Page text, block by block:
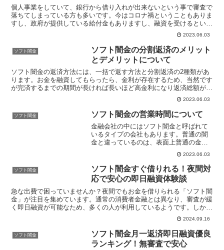
個人事業をしていて、銀行から借り入れが出来ないという事で審査で
落ちてしまっている方も多いです。今はコロナ禍ということもありま
すし、政府が提供している給付金もありますし、融資を受けるという
事での対応をしていることがあってもそれで足りないという...2023.06.03
ソフト闇金
ソフト闇金の分割返済のメリット
とデメリットについて
ソフト闇金の返済方法には、一括で返す方法と分割返済の2種類があ
ります。お金を融資してもらったら、金利が存在するため、当然です
が完済するまでの期間が長ければ長いほど高金利になり返済総額が増
えて行きます。だから当然ですが借りたお金を最短期間で一...2023.06.03
ソフト闇金 ソフト闇金の営業時間について
金融会社の中にはソフト闇金と呼ばれて
いるタイプの会社もあります。普通の闇
金と違っているのは、表面上普通の金融
会社と同じように見えるところです。で
すが、実際には法律で定められている割
合以上の利率を使用してお金を貸してい
るためにソフト闇金と言わ...
2023.06.03
ソフト闇金
ソフト闇金すぐ借りれる！夜間対
応で安心の即日融資体験談
急な出費で困っていませんか？夜間でもお金を借りられる「ソフト闇
金」が注目を集めています。通常の消費者金融とは異なり、審査が緩
く即日融資が可能なため、多くの人が利用しているようです。しか
し、その実態は十分に知られていません。本記事では、実際に...2024.09.16
ソフト闇金
ソフト闇金月一返済即日融資優良
ランキング！無審査で安心